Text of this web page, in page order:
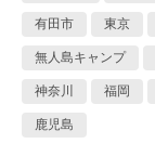
有田市 東京
無人島キャンプ
神奈川 福岡
鹿児島